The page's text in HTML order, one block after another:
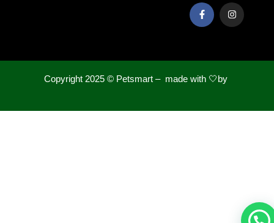
Copyright 2025 © Petsmart – made with 🤍by